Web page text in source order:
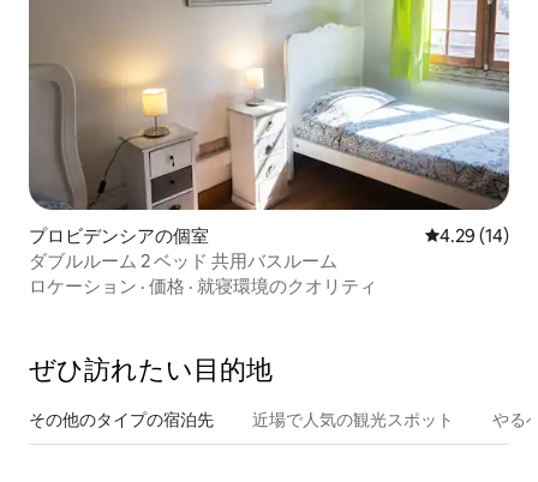
プロビデンシアの個室 レビュー14
4.29 (14)
ダブルルーム 2 ベッド 共用バスルーム
ロケーション · 価格 · 就寝環境のクオリティ
ぜひ訪⁠れ⁠た⁠い目⁠的⁠地
その他のタ⁠イ⁠プ⁠の宿⁠泊⁠先 近場で人気の観光スポット やる